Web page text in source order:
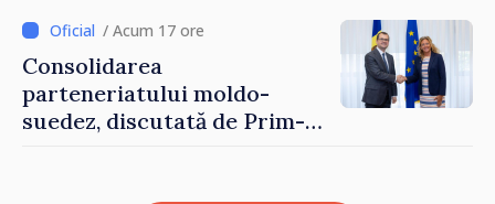
/ Acum 17 ore
Consolidarea
parteneriatului moldo-
suedez, discutată de Prim-